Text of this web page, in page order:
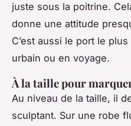
juste sous la poitrine.
donne une attitude
C’est aussi le port le
urbain ou en voyage.
À la taille pour
Au niveau de la taille, il
sculptant. Sur une robe